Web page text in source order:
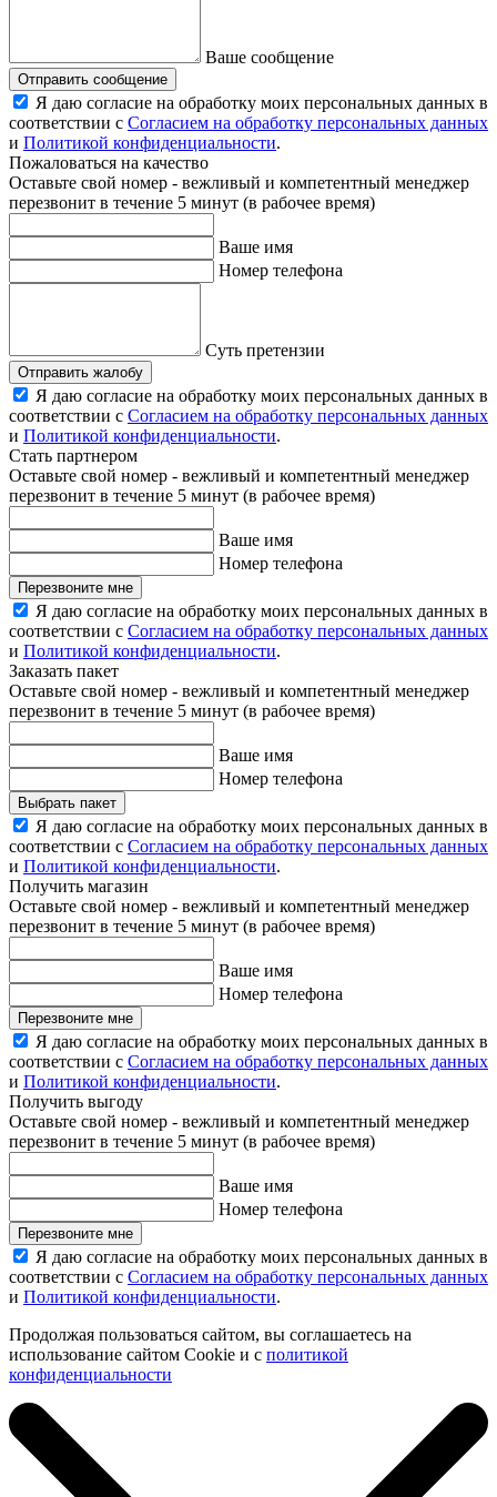
Ваше сообщение
Отправить сообщение
Я даю согласие на обработку моих персональных данных в
соответствии с Согласием на обработку персональных данных
и Политикой конфиденциальности.
Пожаловаться на качество
Оставьте свой номер - вежливый и компетентный менеджер
перезвонит в течение 5 минут (в рабочее время)
Ваше имя
Номер телефона
Суть претензии
Отправить жалобу
Я даю согласие на обработку моих персональных данных в
соответствии с Согласием на обработку персональных данных
и Политикой конфиденциальности.
Стать партнером
Оставьте свой номер - вежливый и компетентный менеджер
перезвонит в течение 5 минут (в рабочее время)
Ваше имя
Номер телефона
Перезвоните мне
Я даю согласие на обработку моих персональных данных в
соответствии с Согласием на обработку персональных данных
и Политикой конфиденциальности.
Заказать пакет
Оставьте свой номер - вежливый и компетентный менеджер
перезвонит в течение 5 минут (в рабочее время)
Ваше имя
Номер телефона
Выбрать пакет
Я даю согласие на обработку моих персональных данных в
соответствии с Согласием на обработку персональных данных
и Политикой конфиденциальности.
Получить магазин
Оставьте свой номер - вежливый и компетентный менеджер
перезвонит в течение 5 минут (в рабочее время)
Ваше имя
Номер телефона
Перезвоните мне
Я даю согласие на обработку моих персональных данных в
соответствии с Согласием на обработку персональных данных
и Политикой конфиденциальности.
Получить выгоду
Оставьте свой номер - вежливый и компетентный менеджер
перезвонит в течение 5 минут (в рабочее время)
Ваше имя
Номер телефона
Перезвоните мне
Я даю согласие на обработку моих персональных данных в
соответствии с Согласием на обработку персональных данных
и Политикой конфиденциальности.
Продолжая пользоваться сайтом, вы соглашаетесь на
использование сайтом Cookie и с политикой
конфиденциальности